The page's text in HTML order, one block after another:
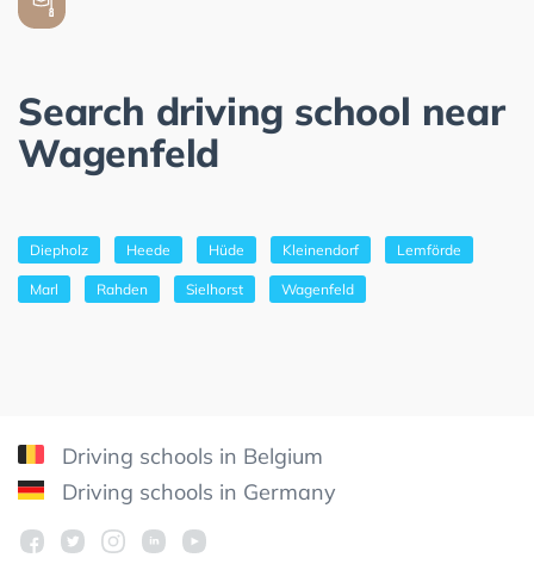
Search driving school near
Wagenfeld
Diepholz Heede Hüde Kleinendorf Lemförde
Marl Rahden Sielhorst Wagenfeld
Driving schools in Belgium
Driving schools in Germany